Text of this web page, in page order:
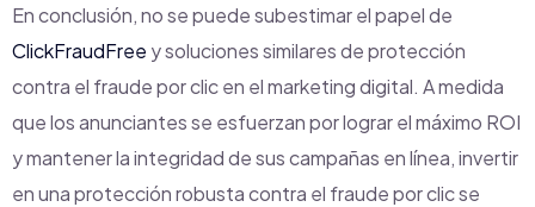
En conclusión, no se puede subestimar el papel de
ClickFraudFree y soluciones similares de protección
contra el fraude por clic en el marketing digital. A medida
que los anunciantes se esfuerzan por lograr el máximo ROI
y mantener la integridad de sus campañas en línea, invertir
en una protección robusta contra el fraude por clic se